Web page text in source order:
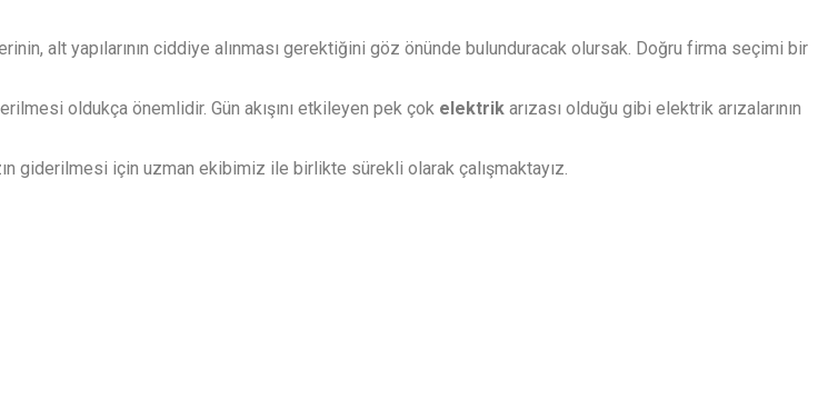
alt yapılarının ciddiye alınması gerektiğini göz önünde bulunduracak olursak. Doğru firma seçimi bir
oldukça önemlidir. Gün akışını etkileyen pek çok elektrik arızası olduğu gibi elektrik arızalarının
giderilmesi için uzman ekibimiz ile birlikte sürekli olarak çalışmaktayız.